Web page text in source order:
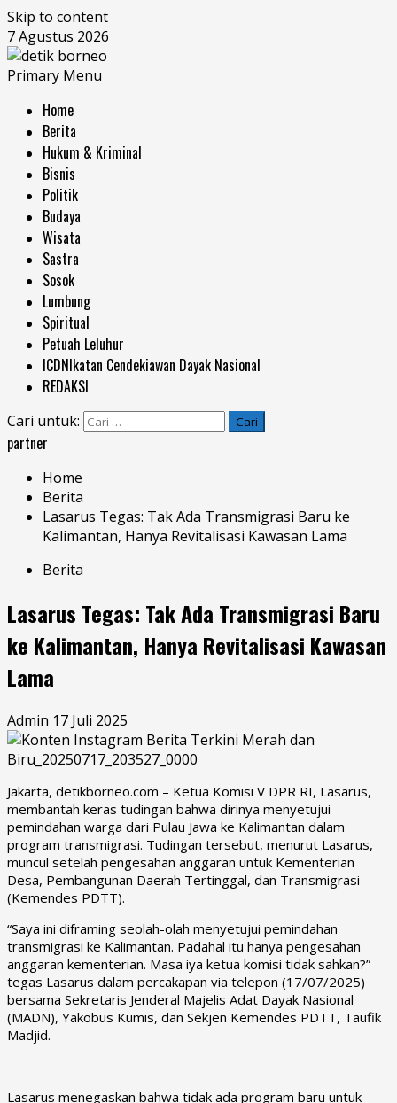
Skip to content
7 Agustus 2026
Primary Menu
Home
Berita
Hukum & Kriminal
Bisnis
Politik
Budaya
Wisata
Sastra
Sosok
Lumbung
Spiritual
Petuah Leluhur
ICDNIkatan Cendekiawan Dayak Nasional
REDAKSI
Cari untuk:
partner
Home
Berita
Lasarus Tegas: Tak Ada Transmigrasi Baru ke
Kalimantan, Hanya Revitalisasi Kawasan Lama
Berita
Lasarus Tegas: Tak Ada Transmigrasi Baru
ke Kalimantan, Hanya Revitalisasi Kawasan
Lama
Admin 17 Juli 2025
Jakarta, detikborneo.com – Ketua Komisi V DPR RI, Lasarus,
membantah keras tudingan bahwa dirinya menyetujui
pemindahan warga dari Pulau Jawa ke Kalimantan dalam
program transmigrasi. Tudingan tersebut, menurut Lasarus,
muncul setelah pengesahan anggaran untuk Kementerian
Desa, Pembangunan Daerah Tertinggal, dan Transmigrasi
(Kemendes PDTT).
“Saya ini diframing seolah-olah menyetujui pemindahan
transmigrasi ke Kalimantan. Padahal itu hanya pengesahan
anggaran kementerian. Masa iya ketua komisi tidak sahkan?”
tegas Lasarus dalam percakapan via telepon (17/07/2025)
bersama Sekretaris Jenderal Majelis Adat Dayak Nasional
(MADN), Yakobus Kumis, dan Sekjen Kemendes PDTT, Taufik
Madjid.
Lasarus menegaskan bahwa tidak ada program baru untuk